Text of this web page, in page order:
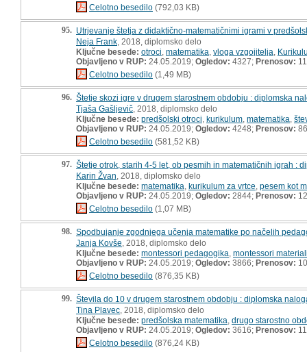
Celotno besedilo (792,03 KB)
95. Utrjevanje štetja z didaktično-matematičnimi igrami v
Neja Frank , 2018, diplomsko delo
Ključne besede: otroci matematika vloga vzgojitelja
Objavljeno v RUP: 24.05.2019; Ogledov: 4327; Prenosov:
Celotno besedilo (1,49 MB)
96. Štetje skozi igre v drugem starostnem obdobju : diplomska
Tjaša Gašljevič , 2018, diplomsko delo
Ključne besede: predšolski otroci kurikulum matematika
Objavljeno v RUP: 24.05.2019; Ogledov: 4248; Prenosov: 86
Celotno besedilo (581,52 KB)
97. Štetje otrok, starih 4-5 let, ob pesmih in matematičnih igrah :
Karin Žvan , 2018, diplomsko delo
Ključne besede: matematika kurikulum za vrtce pesem kot
Objavljeno v RUP: 24.05.2019; Ogledov: 2844; Prenosov:
Celotno besedilo (1,07 MB)
98. Spodbujanje zgodnjega učenja matematike po načelih
Janja Kovše , 2018, diplomsko delo
Ključne besede: montessori pedagogika montessori
Objavljeno v RUP: 24.05.2019; Ogledov: 3866; Prenosov:
Celotno besedilo (876,35 KB)
99. Števila do 10 v drugem starostnem obdobju : diplomska
Tina Plavec , 2018, diplomsko delo
Ključne besede: predšolska matematika drugo starostno
Objavljeno v RUP: 24.05.2019; Ogledov: 3616; Prenosov:
Celotno besedilo (876,24 KB)